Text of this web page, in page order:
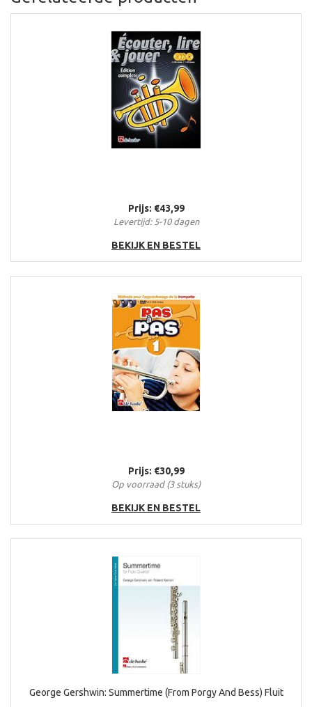
Prijs: €43,99
Levertijd: 5-10 dagen
BEKIJK EN BESTEL
Prijs: €30,99
Op voorraad (3 stuks)
BEKIJK EN BESTEL
George Gershwin: Summertime (From Porgy And Bess) Fluit